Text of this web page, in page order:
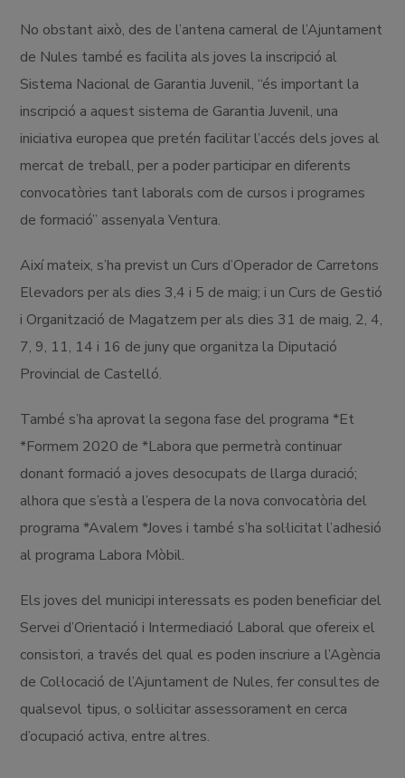
No obstant això, des de l’antena cameral de l’Ajuntament
de Nules també es facilita als joves la inscripció al
Sistema Nacional de Garantia Juvenil, “és important la
inscripció a aquest sistema de Garantia Juvenil, una
iniciativa europea que pretén facilitar l’accés dels joves al
mercat de treball, per a poder participar en diferents
convocatòries tant laborals com de cursos i programes
de formació” assenyala Ventura.
Així mateix, s’ha previst un Curs d’Operador de Carretons
Elevadors per als dies 3,4 i 5 de maig; i un Curs de Gestió
i Organització de Magatzem per als dies 31 de maig, 2, 4,
7, 9, 11, 14 i 16 de juny que organitza la Diputació
Provincial de Castelló.
També s’ha aprovat la segona fase del programa *Et
*Formem 2020 de *Labora que permetrà continuar
donant formació a joves desocupats de llarga duració;
alhora que s’està a l’espera de la nova convocatòria del
programa *Avalem *Joves i també s’ha sol·licitat l’adhesió
al programa Labora Mòbil.
Els joves del municipi interessats es poden beneficiar del
Servei d’Orientació i Intermediació Laboral que ofereix el
consistori, a través del qual es poden inscriure a l’Agència
de Col·locació de l’Ajuntament de Nules, fer consultes de
qualsevol tipus, o sol·licitar assessorament en cerca
d’ocupació activa, entre altres.